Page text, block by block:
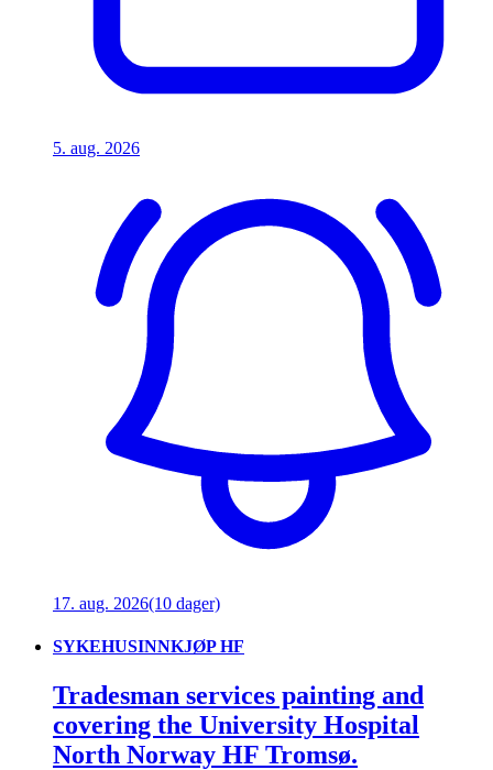
5. aug. 2026
17. aug. 2026(10 dager)
SYKEHUSINNKJØP HF
Tradesman services painting and
covering the University Hospital
North Norway HF Tromsø.